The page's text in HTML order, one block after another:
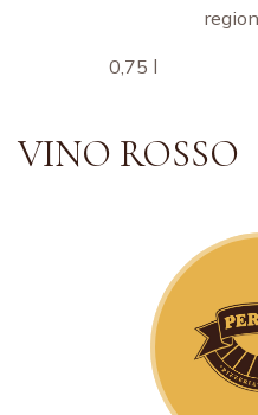
0,75 l
VINO ROSSO